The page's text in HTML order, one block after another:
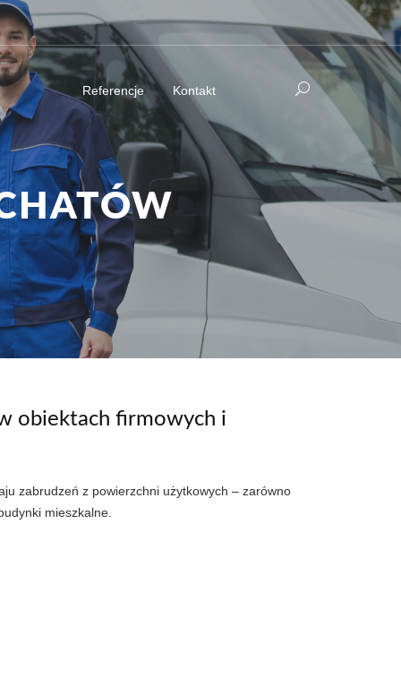
Referencje Kontakt
obiektach firmowych i
zabrudzeń z powierzchni użytkowych – zarówno
mieszkalne.